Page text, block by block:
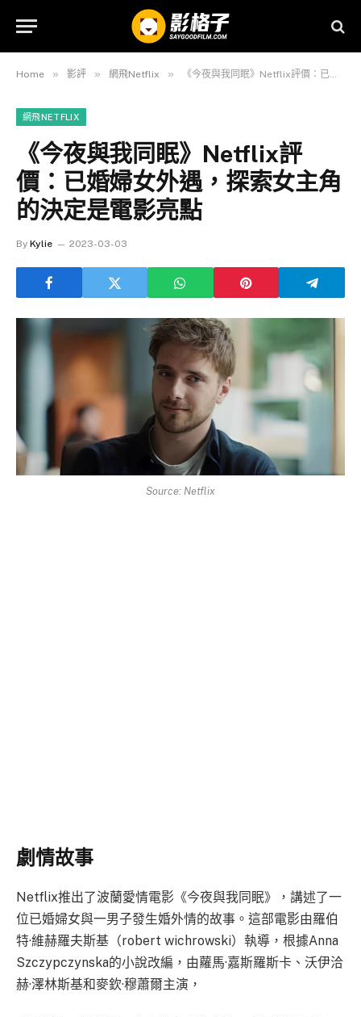
Home » 影評 » 網飛Netflix » 《今夜與我同眠》Netflix評價：已婚婦女外遇，探索女主角的決定是電影亮點
網飛NETFLIX
《今夜與我同眠》Netflix評
價：已婚婦女外遇，探索女主角
的決定是電影亮點
By Kylie 2023-03-03
Source: Netflix
劇情故事
Netflix推出了波蘭愛情電影《今夜與我同眠》，講述了一
位已婚婦女與一男子發生婚外情的故事。這部電影由羅伯
特·維赫羅夫斯基（robert wichrowski）執導，根據Anna
Szczypczynska的小說改編，由蘿馬·嘉斯羅斯卡、沃伊洽
赫·澤林斯基和麥欽·穆蕭爾主演，